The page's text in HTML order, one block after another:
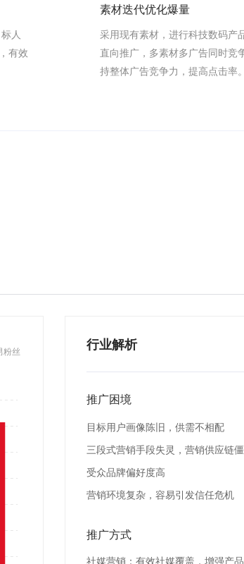
人
有效
素材迭代优化爆量
采用现有素材，进行科技数码产
直向推广，多素材多广告同时竞
持整体广告竞争力，提高点击率。
粉丝 行业解析
推广困境
目标用户画像陈旧，供需不相配
三段式营销手段失灵，营销供应链
受众品牌偏好度高
营销环境复杂，容易引发信任危机
推广方式
社媒营销：有效社媒覆盖，增强产